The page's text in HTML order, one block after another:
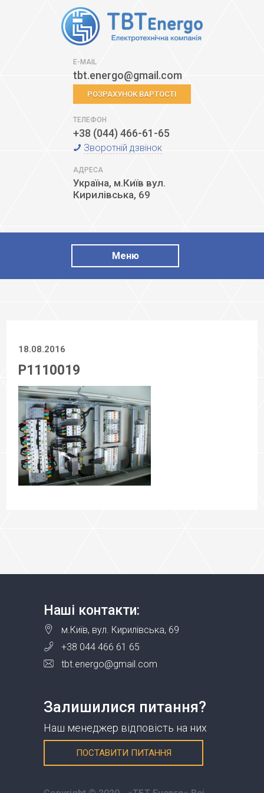
E-MAIL
tbt.energo@gmail.com
РОЗРАХУНОК ВАРТОСТІ
ТЕЛЕФОН
+38 (044) 466-61-65
Зворотній дзвінок
АДРЕСА
Україна, м.Київ вул.
Кирилівська, 69
Меню
18.08.2016
P1110019
Наші контакти:
м.Київ, вул. Кирилівська, 69
+38 044 466 61 65
tbt.energo@gmail.com
Залишилися питання?
Наш менеджер відповість на них
ПОСТАВИТИ ПИТАННЯ